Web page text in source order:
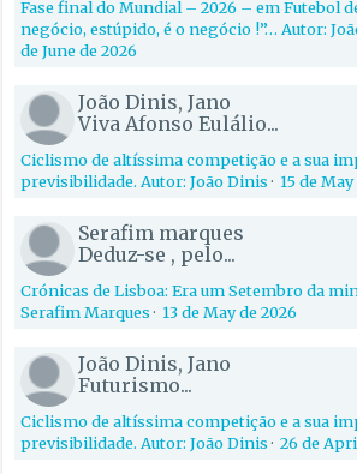
Fase final do Mundial – 2026 – em Futebol
negócio, estúpido, é o negócio !”… Autor:
de June de 2026
João Dinis, Jano
Viva Afonso Eulálio...
Ciclismo de altíssima competição e a sua
previsibilidade. Autor: João Dinis·15 de
Serafim marques
Deduz-se , pelo...
Crónicas de Lisboa: Era um Setembro da
Serafim Marques·13 de May de 2026
João Dinis, Jano
Futurismo...
Ciclismo de altíssima competição e a sua
previsibilidade. Autor: João Dinis·26 de